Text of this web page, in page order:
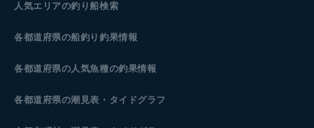
人気エリアの釣り船検索
各都道府県の船釣り釣果情報
各都道府県の人気魚種の釣果情報
各都道府県の潮見表 ・タイドグラフ